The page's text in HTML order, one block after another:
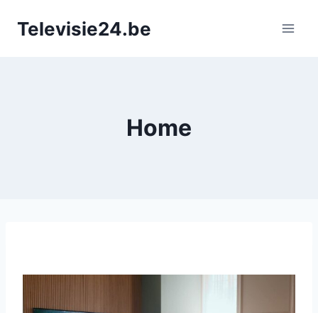
naarTelevisie24.be
Home